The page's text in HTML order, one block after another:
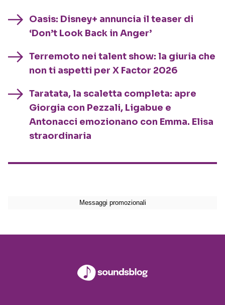
Oasis: Disney+ annuncia il teaser di
‘Don’t Look Back in Anger’
Terremoto nei talent show: la giuria che
non ti aspetti per X Factor 2026
Taratata, la scaletta completa: apre
Giorgia con Pezzali, Ligabue e
Antonacci emozionano con Emma. Elisa
straordinaria